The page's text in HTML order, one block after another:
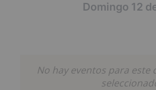
MÚSICA
FAMILIAR DEPORTES
Domingo 12
No hay eventos para este